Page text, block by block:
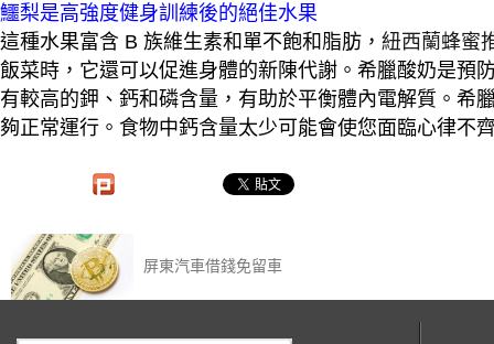
鱷梨是高強度健身訓練後的絕佳水果
這種水果富含 B 族維生素和單不飽和脂肪， 紐西蘭蜂蜜
飯菜時，它還可以促進身體的新陳代謝。希臘酸奶是預
有較高的鉀、鈣和磷含量，有助於平衡體內電解質。希
夠正常運行。食物中鈣含量太少可能會使您面臨心律不
屏東汽車借錢免留車